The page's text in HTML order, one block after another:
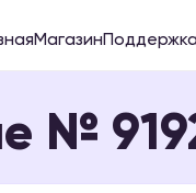
МагазинПоддержка
№